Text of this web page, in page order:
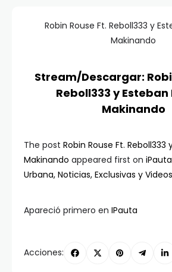
Robin Rouse Ft. Reboll333 y
Makinando
Stream/Descargar:
Reboll333 y Esteban
Makinando
The post Robin Rouse Ft. Reboll333
Makinando appeared first on
Urbana, Noticias, Exclusivas y Videos
Apareció primero en IPauta
Acciones: